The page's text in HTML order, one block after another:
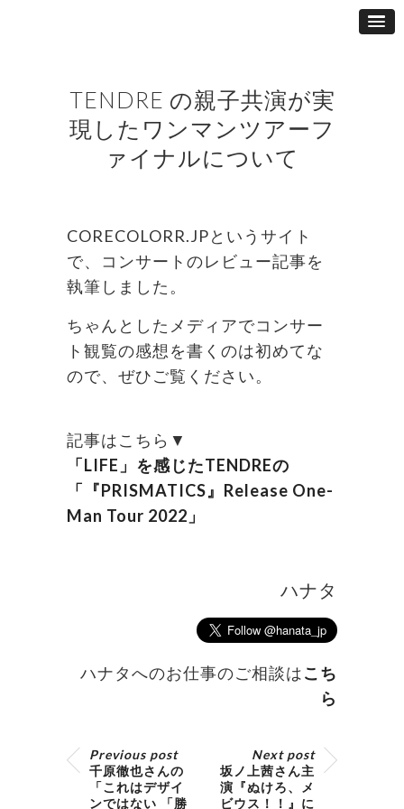
TENDRE の親子共演が実
現したワンマンツアーフ
ァイナルについて
CORECOLORR.JPというサイト
で、コンサートのレビュー記事を
執筆しました。
ちゃんとしたメディアでコンサー
ト観覧の感想を書くのは初めてな
ので、ぜひご覧ください。
記事はこちら▼
「LIFE」を感じたTENDREの
「『PRISMATICS』Release One-
Man Tour 2022」
ハナタ
ハナタへのお仕事のご相談はこち
ら
Previous post
千原徹也さんの
「これはデザイ
ンではない 「勝
Next post
坂ノ上茜さん主
演『ぬけろ、メ
ビウス！！』に